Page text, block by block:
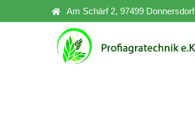
Am Schärf 2, 97499 Donnersdorf